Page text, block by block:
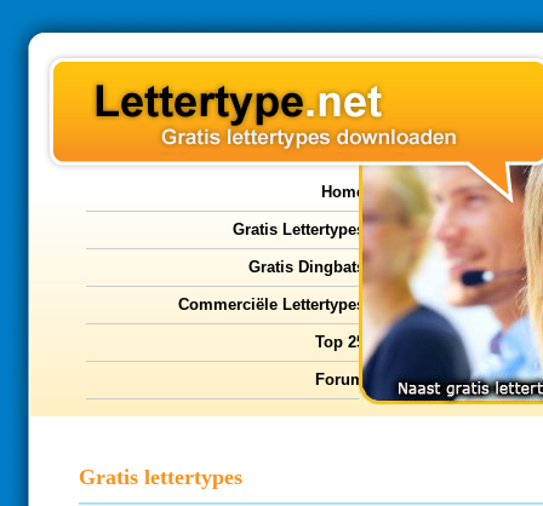
Home
Gratis Lettertypes
Gratis Dingbats
Commerciële Lettertypes
Top 25
Forum
Gratis lettertypes